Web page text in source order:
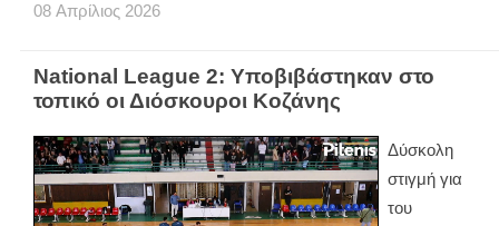
08 Απρίλιος 2026
National League 2: Υποβιβάστηκαν στο
τοπικό οι Διόσκουροι Κοζάνης
Δύσκολη
στιγμή για
του